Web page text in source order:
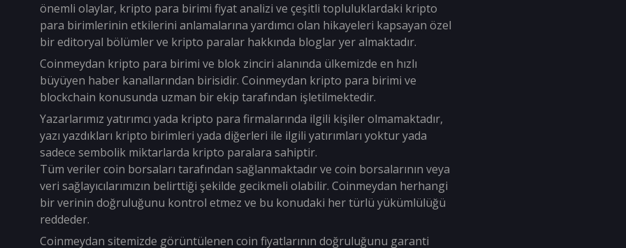
önemli olaylar, kripto para birimi fiyat analizi ve çeşitli topluluklardaki kripto
para birimlerinin etkilerini anlamalarına yardımcı olan hikayeleri kapsayan özel
bir editoryal bölümler ve kripto paralar hakkında bloglar yer almaktadır.
Coinmeydan kripto para birimi ve blok zinciri alanında ülkemizde en hızlı
büyüyen haber kanallarından birisidir. Coinmeydan kripto para birimi ve
blockchain konusunda uzman bir ekip tarafından işletilmektedir.
Yazarlarımız yatırımcı yada kripto para firmalarında ilgili kişiler olmamaktadır,
yazı yazdıkları kripto birimleri yada diğerleri ile ilgili yatırımları yoktur yada
sadece sembolik miktarlarda kripto paralara sahiptir.
Tüm veriler coin borsaları tarafından sağlanmaktadır ve coin borsalarının veya
veri sağlayıcılarımızın belirttiği şekilde gecikmeli olabilir. Coinmeydan herhangi
bir verinin doğruluğunu kontrol etmez ve bu konudaki her türlü yükümlülüğü
reddeder.
Coinmeydan sitemizde görüntülenen coin fiyatlarının doğruluğunu garanti